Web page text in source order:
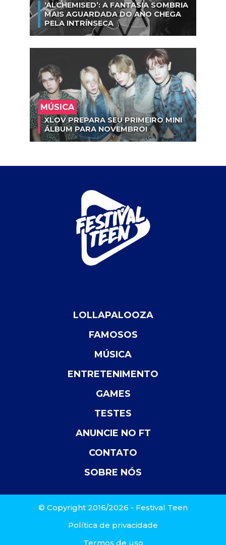
‘ALCHEMISED’: A FANTASIA SOMBRIA
MAIS AGUARDADA DO ANO CHEGA
PELA INTRÍNSECA
MÚSICA
XLOV PREPARA SEU PRIMEIRO MINI
ÁLBUM PARA NOVEMBRO!
LOLLAPALOOZA
FAMOSOS
MÚSICA
ENTRETENIMENTO
GAMES
TESTES
ANUNCIE NO FT
CONTATO
SOBRE NÓS
© Copyright 2016/2026 - Festival Teen
Política de privacidade
Termos de uso